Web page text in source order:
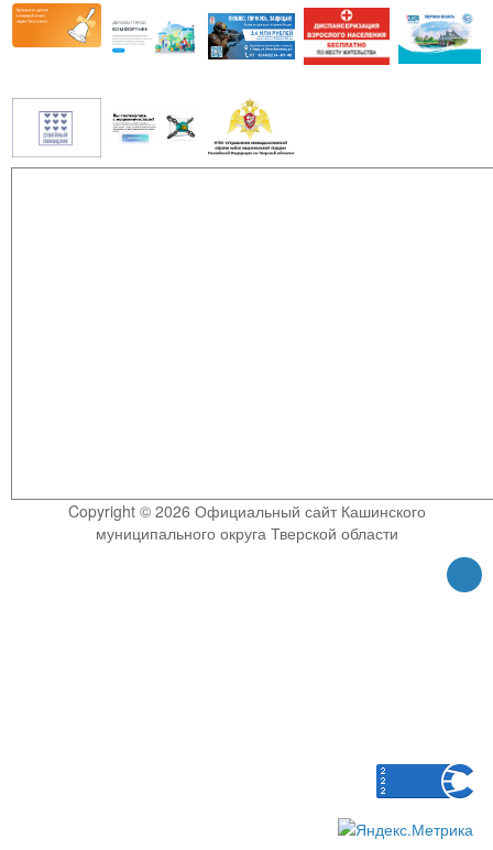
Copyright © 2026 Официальный сайт Кашинского
муниципального округа Тверской области